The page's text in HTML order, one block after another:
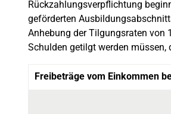
Rückzahlungsverpflichtung
geförderten
Anhebung der Tilgungsraten von
Schulden getilgt werden müssen,
Freibeträge vom Einkommen